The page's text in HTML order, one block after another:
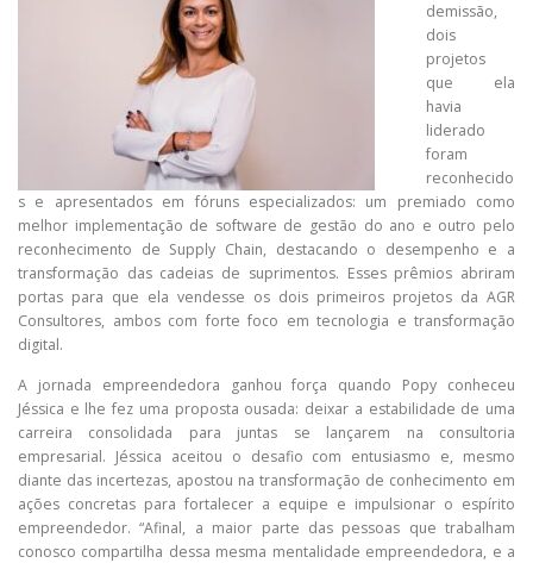
demissão,
dois
projetos
que ela
havia
liderado
foram
reconhecido
s e apresentados em fóruns especializados: um premiado como
melhor implementação de software de gestão do ano e outro pelo
reconhecimento de Supply Chain, destacando o desempenho e a
transformação das cadeias de suprimentos. Esses prêmios abriram
portas para que ela vendesse os dois primeiros projetos da AGR
Consultores, ambos com forte foco em tecnologia e transformação
digital.
A jornada empreendedora ganhou força quando Popy conheceu
Jéssica e lhe fez uma proposta ousada: deixar a estabilidade de uma
carreira consolidada para juntas se lançarem na consultoria
empresarial. Jéssica aceitou o desafio com entusiasmo e, mesmo
diante das incertezas, apostou na transformação de conhecimento em
ações concretas para fortalecer a equipe e impulsionar o espírito
empreendedor. “Afinal, a maior parte das pessoas que trabalham
conosco compartilha dessa mesma mentalidade empreendedora, e a